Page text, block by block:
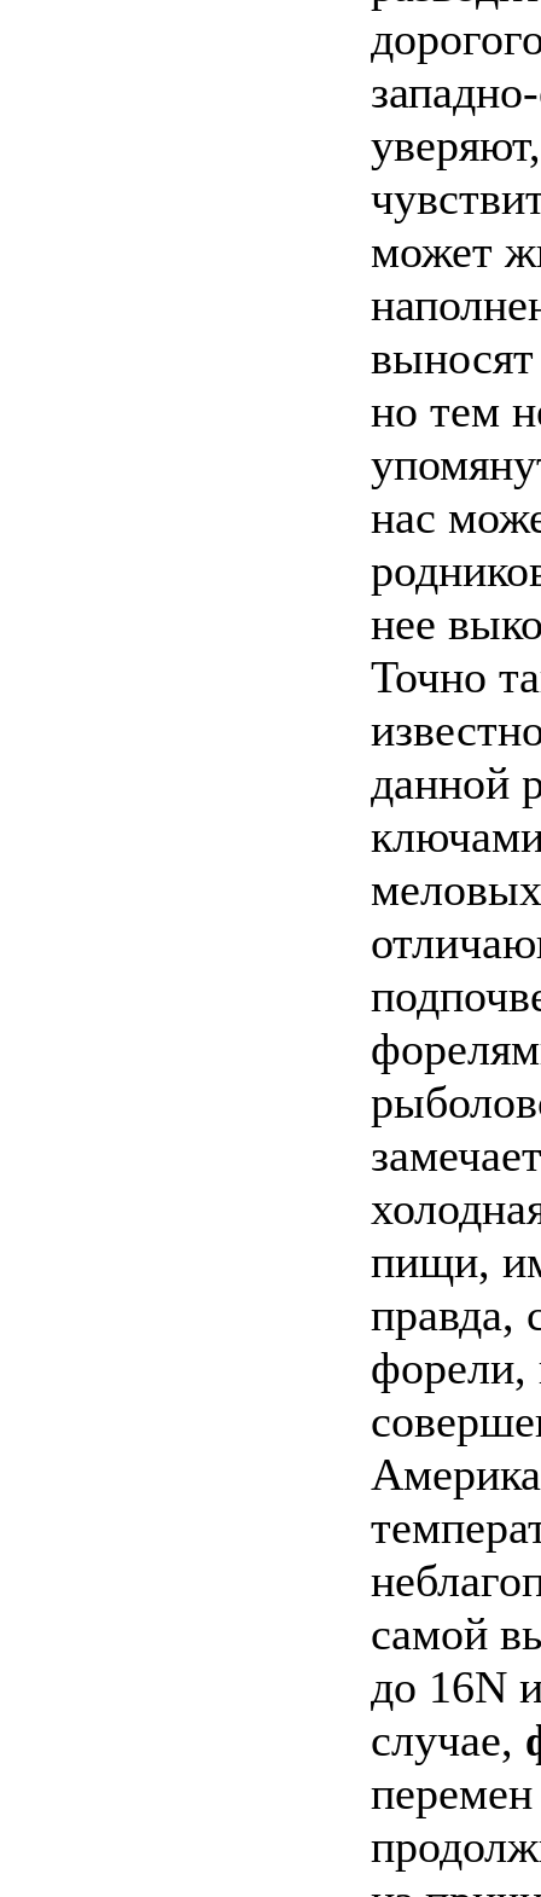
может
но тем
нас
нее
Точно
данной
пищи,
правда,
форели,
самой
до 16N
случае,